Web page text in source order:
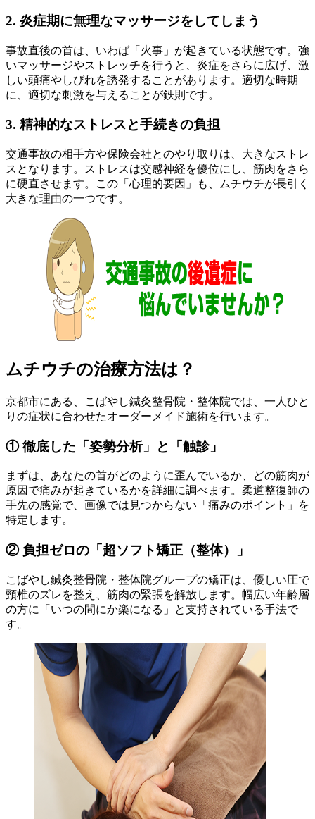
2. 炎症期に無理なマッサージをしてしまう
事故直後の首は、いわば「火事」が起きている状態です。強
いマッサージやストレッチを行うと、炎症をさらに広げ、激
しい頭痛やしびれを誘発することがあります。適切な時期
に、適切な刺激を与えることが鉄則です。
3. 精神的なストレスと手続きの負担
交通事故の相手方や保険会社とのやり取りは、大きなストレ
スとなります。ストレスは交感神経を優位にし、筋肉をさら
に硬直させます。この「心理的要因」も、ムチウチが長引く
大きな理由の一つです。
ムチウチの治療方法は？
京都市にある、こばやし鍼灸整骨院・整体院では、一人ひと
りの症状に合わせたオーダーメイド施術を行います。
① 徹底した「姿勢分析」と「触診」
まずは、あなたの首がどのように歪んでいるか、どの筋肉が
原因で痛みが起きているかを詳細に調べます。柔道整復師の
手先の感覚で、画像では見つからない「痛みのポイント」を
特定します。
② 負担ゼロの「超ソフト矯正（整体）」
こばやし鍼灸整骨院・整体院グループの矯正は、優しい圧で
頸椎のズレを整え、筋肉の緊張を解放します。幅広い年齢層
の方に「いつの間にか楽になる」と支持されている手法で
す。